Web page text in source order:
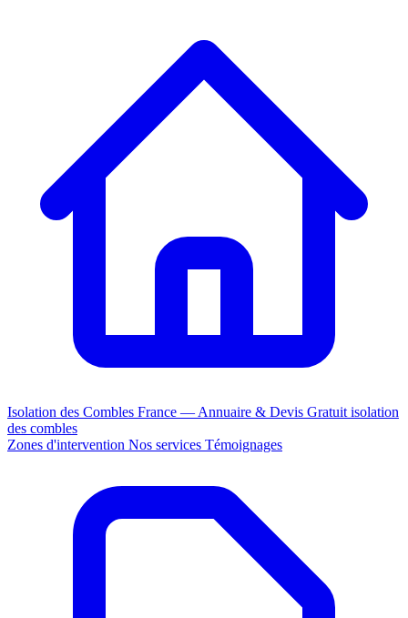
Isolation des Combles France — Annuaire & Devis Gratuit isolation
des combles
Zones d'intervention Nos services Témoignages